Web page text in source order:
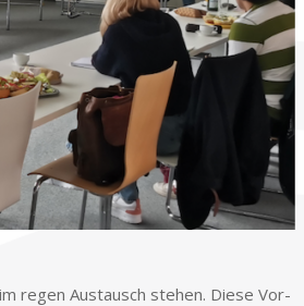
re­gen Aus­tausch ste­hen. Die­se Vor­